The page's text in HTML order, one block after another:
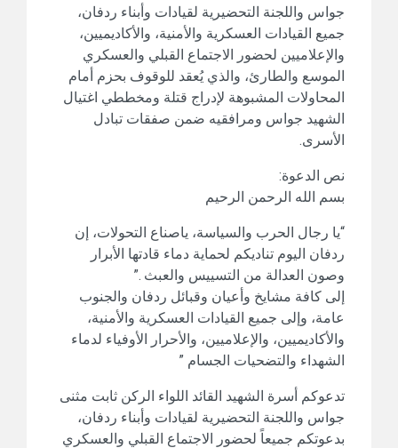
جواس واللجنة التحضيرية لقيادات وأبناء ردفان،
جميع القيادات العسكرية والأمنية، والأكاديميين،
والإعلاميين لحضور الاجتماع القبلي والعسكري
الموسع والطارئ، والذي يُعقد للوقوف بحزم أمام
المحاولات المشبوهة لإدراج قتلة ومخططي اغتيال
الشهيد جواس ومرافقيه ضمن صفقات تبادل
الأسرى.
نص الدعوة:
بسم الله الرحمن الرحيم
“يا رجال الحرب والسياسة، ياصناع التحولات، إن
ردفان اليوم تناديكم لحماية دماء قادتها الأبرار
وصون العدالة من التسييس والعبث .”
إلى كافة مشايخ وأعيان وقبائل ردفان والجنوب
عامة، وإلى جميع القيادات العسكرية والأمنية،
والأكاديميين، والإعلاميين، والأحرار الأوفياء لدماء
الشهداء والتضحيات الجسام ”
تدعوكم أسرة الشهيد القائد اللواء الركن ثابت مثنى
جواس واللجنة التحضيرية لقيادات وأبناء ردفان،
بدعوتكم جميعاً لحضور الاجتماع القبلي والعسكري